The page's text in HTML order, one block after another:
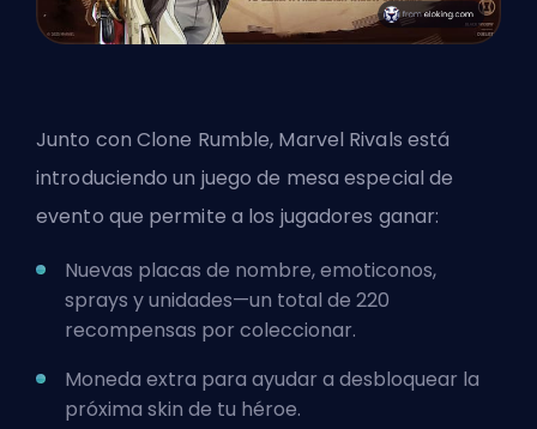
Junto con Clone Rumble, Marvel Rivals está
introduciendo un juego de mesa especial de
evento que permite a los jugadores ganar:
Nuevas placas de nombre, emoticonos,
sprays y unidades—un total de 220
recompensas por coleccionar.
Moneda extra para ayudar a desbloquear la
próxima skin de tu héroe.